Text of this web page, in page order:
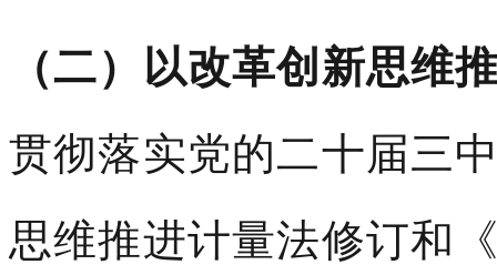
（二）以改革创新思维
贯彻落实党的二十届三
思维推进计量法修订和